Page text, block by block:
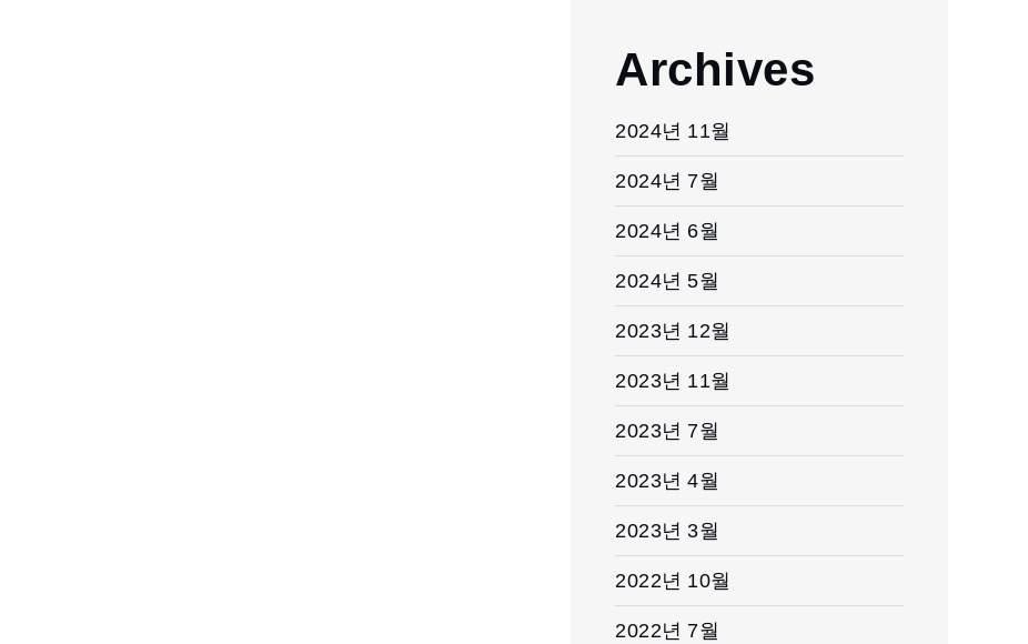
Archives
2024년 11월
2024년 7월
2024년 6월
2024년 5월
2023년 12월
2023년 11월
2023년 7월
2023년 4월
2023년 3월
2022년 10월
2022년 7월